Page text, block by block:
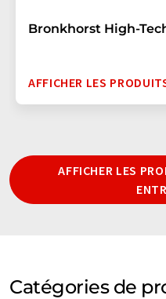
Bronkhorst High-
AFFICHER LES
AFFICHER LES
Catégories de